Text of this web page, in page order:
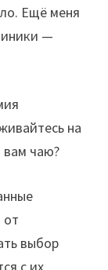
Ещё меня
—
на
чаю?
от
выбор